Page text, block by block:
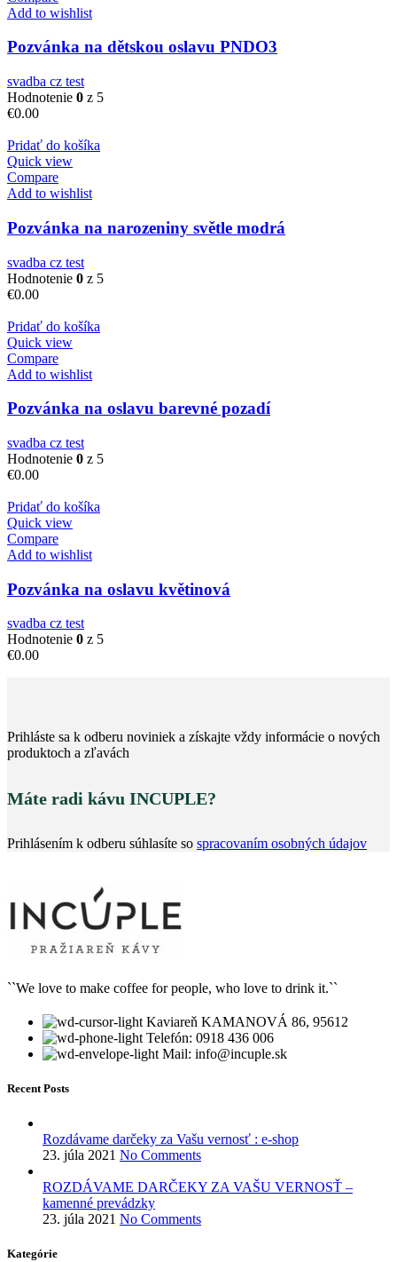
Add to wishlist
Pozvánka na dětskou oslavu PNDO3
svadba cz test
Hodnotenie 0 z 5
€0.00
Pridať do košíka
Quick view
Compare
Add to wishlist
Pozvánka na narozeniny světle modrá
svadba cz test
Hodnotenie 0 z 5
€0.00
Pridať do košíka
Quick view
Compare
Add to wishlist
Pozvánka na oslavu barevné pozadí
svadba cz test
Hodnotenie 0 z 5
€0.00
Pridať do košíka
Quick view
Compare
Add to wishlist
Pozvánka na oslavu květinová
svadba cz test
Hodnotenie 0 z 5
€0.00
Prihláste sa k odberu noviniek a získajte vždy informácie o nových
produktoch a zľavách
Máte radi kávu INCUPLE?
Prihlásením k odberu súhlasíte so spracovaním osobných údajov
``We love to make coffee for people, who love to drink it.``
Kaviareň KAMANOVÁ 86, 95612
Telefón: 0918 436 006
Mail: info@incuple.sk
Recent Posts
Rozdávame darčeky za Vašu vernosť : e-shop
23. júla 2021 No Comments
ROZDÁVAME DARČEKY ZA VAŠU VERNOSŤ –
kamenné prevádzky
23. júla 2021 No Comments
Kategórie